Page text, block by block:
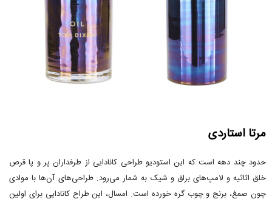
مرتا استاردی
حدود چند دهه است که این استودیو طراحی کانادایی از طرفداران پر و پا قرص
خلق اثاثیه و لامپ‌های براق و شیک به شمار می‌رود. طراحی‌های آن‌ها با موادی
چون صمغ، برنج و چوب گره خورده است. امسال، این طراح کانادایی برای اولین